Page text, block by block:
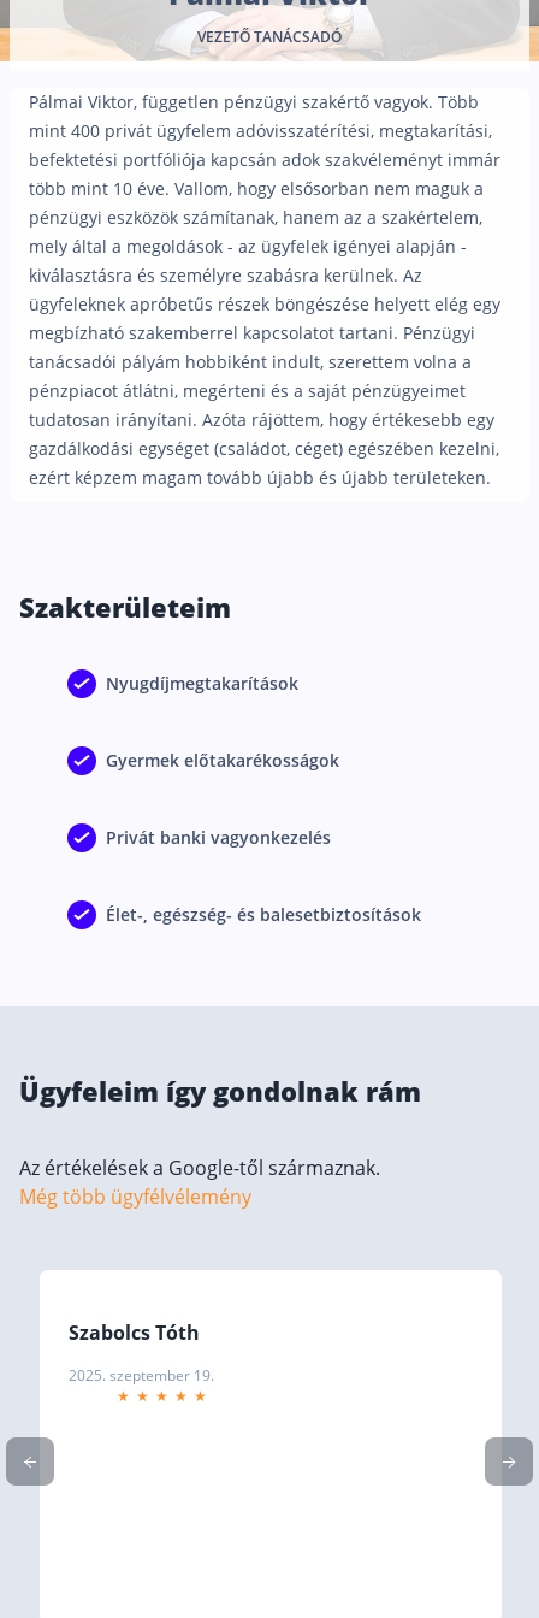
Nyugdíj kisokos – A magyar nyugdíjrendszer
Egyszerű Állami Nyugdíjkalkulátor
Nyugdíjbiztosítás
Nyugdíjbiztosítás vagy NYESZ? Melyik a jobb?
Melyik a legolcsóbb nyugdíjbiztosítás?
Önkéntes nyugdíjpénztár vagy
Nyugdíjbiztosítás adókedvezmény és adójóváírás
KATA Nyugdíj: így használd ki az
Nyugdíjbiztosítás kalkulátor
Nyugdíjbiztosítás hozamok
Nyugdíjbiztosítás költségek
Életbiztosítások
Kockázati életbiztosítás 🛡
Egészségbiztosítás
Állampapír
Legjobb befektetés
TBSZ számla
ETF
Gyermek megtakarítás
VEZETŐ TANÁCSADÓ
Pálmai Viktor, független pénzügyi szakértő vagyok. Több
mint 400 privát ügyfelem adóvisszatérítési, megtakarítási,
befektetési portfóliója kapcsán adok szakvéleményt immár
több mint 10 éve. Vallom, hogy elsősorban nem maguk a
pénzügyi eszközök számítanak, hanem az a szakértelem,
mely által a megoldások - az ügyfelek igényei alapján -
kiválasztásra és személyre szabásra kerülnek. Az
ügyfeleknek apróbetűs részek böngészése helyett elég egy
megbízható szakemberrel kapcsolatot tartani. Pénzügyi
tanácsadói pályám hobbiként indult, szerettem volna a
pénzpiacot átlátni, megérteni és a saját pénzügyeimet
tudatosan irányítani. Azóta rájöttem, hogy értékesebb egy
gazdálkodási egységet (családot, céget) egészében kezelni,
ezért képzem magam tovább újabb és újabb területeken.
Szakterületeim
Nyugdíjmegtakarítások
Gyermek előtakarékosságok
Privát banki vagyonkezelés
Élet-, egészség- és balesetbiztosítások
Ügyfeleim így gondolnak rám
Az értékelések a Google-től származnak.
Még több ügyfélvélemény
Szabolcs Tóth
2025. szeptember 19.